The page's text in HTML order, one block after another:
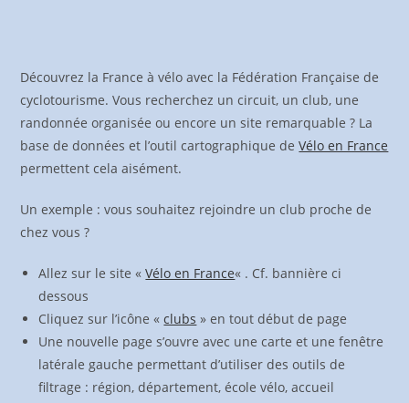
Découvrez la France à vélo avec la Fédération Française de
cyclotourisme. Vous recherchez un circuit, un club, une
randonnée organisée ou encore un site remarquable ? La
base de données et l’outil cartographique deVélo en France
permettent cela aisément.
Un exemple : vous souhaitez rejoindre un club proche de
chez vous ?
Allez sur le site «Vélo en France« . Cf. bannière ci
dessous
Cliquez sur l’icône «clubs » en tout début de page
Une nouvelle page s’ouvre avec une carte et une fenêtre
latérale gauche permettant d’utiliser des outils de
filtrage : région, département, école vélo, accueil